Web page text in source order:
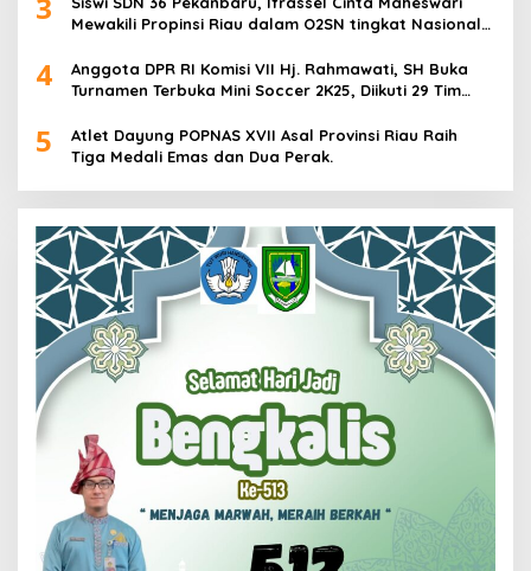
Mewakili Propinsi Riau dalam O2SN tingkat Nasional
4
Anggota DPR RI Komisi VII Hj. Rahmawati, SH Buka
Turnamen Terbuka Mini Soccer 2K25, Diikuti 29 Tim
5
Atlet Dayung POPNAS XVII Asal Provinsi Riau Raih
Tiga Medali Emas dan Dua Perak.